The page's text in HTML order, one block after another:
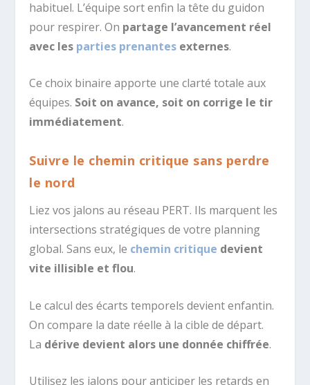
habituel. L’équipe sort enfin la tête du guidon
pour respirer. On partage l’avancement réel
avec les parties prenantes externes.
Ce choix binaire apporte une clarté totale aux
équipes. Soit on avance, soit on corrige le tir
immédiatement.
Suivre le chemin critique sans perdre
le nord
Liez vos jalons au réseau PERT. Ils marquent les
intersections stratégiques de votre planning
global. Sans eux, le chemin critique devient
vite illisible et flou.
Le calcul des écarts temporels devient enfantin.
On compare la date réelle à la cible de départ.
La dérive devient alors une donnée chiffrée.
Utilisez les jalons pour anticiper les retards en